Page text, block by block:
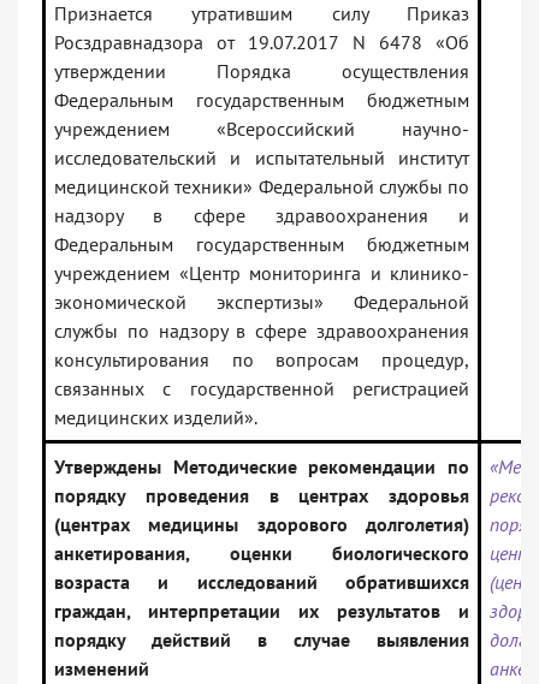
Признается утратившим силу Приказ
Росздравнадзора от 19.07.2017 N 6478 «Об
утверждении Порядка осуществления
Федеральным государственным бюджетным
учреждением «Всероссийский научно-
исследовательский и испытательный институт
медицинской техники» Федеральной службы по
надзору в сфере здравоохранения и
Федеральным государственным бюджетным
учреждением «Центр мониторинга и клинико-
экономической экспертизы» Федеральной
службы по надзору в сфере здравоохранения
консультирования по вопросам процедур,
связанных с государственной регистрацией
медицинских изделий».
Утверждены Методические рекомендации по
порядку проведения в центрах здоровья
(центрах медицины здорового долголетия)
анкетирования, оценки биологического
возраста и исследований обратившихся
граждан, интерпретации их результатов и
порядку действий в случае выявления
изменений